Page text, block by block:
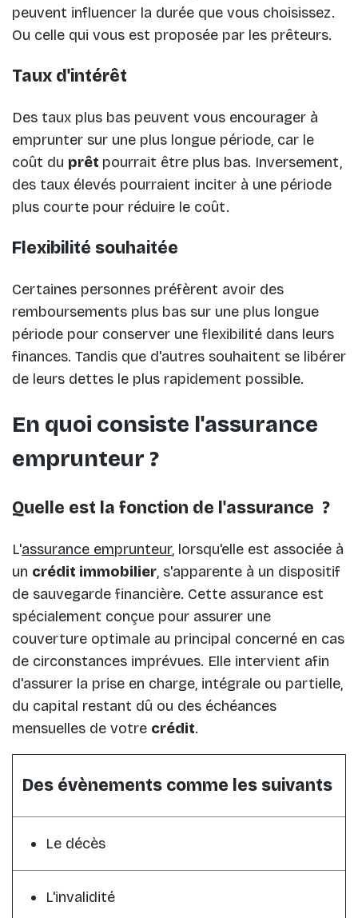
peuvent influencer la durée que vous choisissez.
Ou celle qui vous est proposée par les prêteurs.
Taux d'intérêt
Des taux plus bas peuvent vous encourager à
emprunter sur une plus longue période, car le
coût du prêt pourrait être plus bas. Inversement,
des taux élevés pourraient inciter à une période
plus courte pour réduire le coût.
Flexibilité souhaitée
Certaines personnes préfèrent avoir des
remboursements plus bas sur une plus longue
période pour conserver une flexibilité dans leurs
finances. Tandis que d'autres souhaitent se libérer
de leurs dettes le plus rapidement possible.
En quoi consiste l'assurance
emprunteur ?
Quelle est la fonction de l'assurance ?
L'assurance emprunteur, lorsqu'elle est associée à
un crédit immobilier, s'apparente à un dispositif
de sauvegarde financière. Cette assurance est
spécialement conçue pour assurer une
couverture optimale au principal concerné en cas
de circonstances imprévues. Elle intervient afin
d'assurer la prise en charge, intégrale ou partielle,
du capital restant dû ou des échéances
mensuelles de votre crédit.
Des évènements comme les suivants
Le décès
L'invalidité